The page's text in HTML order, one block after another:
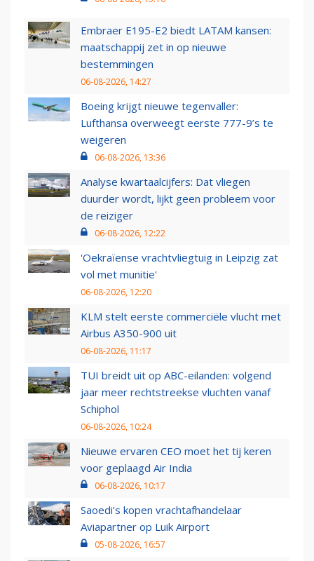
Embraer E195-E2 biedt LATAM kansen:
maatschappij zet in op nieuwe
bestemmingen
06-08-2026, 14:27
Boeing krijgt nieuwe tegenvaller:
Lufthansa overweegt eerste 777-9’s te
weigeren
06-08-2026, 13:36
Analyse kwartaalcijfers: Dat vliegen
duurder wordt, lijkt geen probleem voor
de reiziger
06-08-2026, 12:22
'Oekraïense vrachtvliegtuig in Leipzig zat
vol met munitie'
06-08-2026, 12:20
KLM stelt eerste commerciële vlucht met
Airbus A350-900 uit
06-08-2026, 11:17
TUI breidt uit op ABC-eilanden: volgend
jaar meer rechtstreekse vluchten vanaf
Schiphol
06-08-2026, 10:24
Nieuwe ervaren CEO moet het tij keren
voor geplaagd Air India
06-08-2026, 10:17
Saoedi’s kopen vrachtafhandelaar
Aviapartner op Luik Airport
05-08-2026, 16:57